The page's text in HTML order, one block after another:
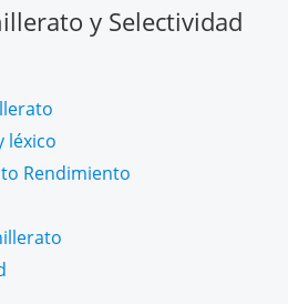
y Selectividad
léxico
Rendimiento